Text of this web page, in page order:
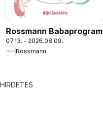
Rossmann Babaprogram
07.13. - 2026.08.09.
Rossmann
HIRDETÉS